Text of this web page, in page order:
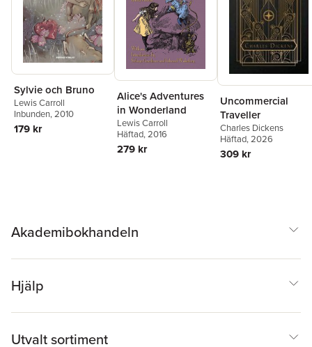
Sylvie och Bruno
Lewis Carroll
Inbunden, 2010
179 kr
Alice's Adventures
in Wonderland
Lewis Carroll
Häftad, 2016
279 kr
Uncommercial
Traveller
Charles Dickens
Häftad, 2026
309 kr
Akademibokhandeln
Hjälp
Utvalt sortiment